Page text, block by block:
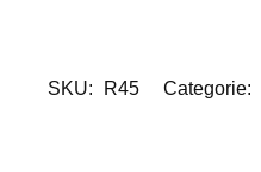
SKU: R45 Categorie: